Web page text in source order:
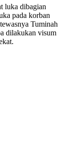
luka dibagian
pada korban
Tuminah
dilakukan visum